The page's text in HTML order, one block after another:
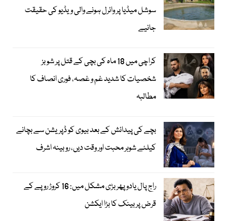
سوشل میڈیا پر وائرل ہونے والی ویڈیو کی حقیقت
جانیے
کراچی میں 18 ماہ کی بچی کے قتل پر شوبز
شخصیات کا شدید غم و غصہ، فوری انصاف کا
مطالبہ
بچے کی پیدائش کے بعد بیوی کو ڈپریشن سے بچانے
کیلئے شوہر محبت اور وقت دیں، روبینہ اشرف
راج پال یادو پھر بڑی مشکل میں: 16 کروڑ روپے کے
قرض پر بینک کا بڑا ایکشن